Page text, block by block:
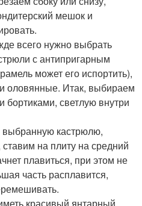
мешок и
всего нужно выбрать
с антипригарным
может его испортить),
оловянные. Итак, выбираем
светлую внутри
кастрюлю,
на плиту на средний
плавиться, при этом не
часть расплавится,